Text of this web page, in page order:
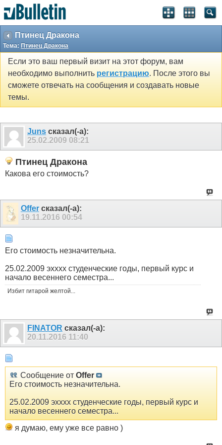
Птинец Дракона
Тема: Птинец Дракона
Если это ваш первый визит на этот форум, вам
необходимо выполнить регистрацию. После этого вы
сможете отвечать на сообщения и создавать новые
темы.
Juns сказал(-а):
25.02.2009 08:21
Птинец Дракона
Какова его стоимость?
Offerсказал(-а):
19.11.2016 00:54
Его стоимость незначительна.
25.02.2009 эхххх студенческие годы, первый курс и
начало весеннего семестра...
Избит гитарой желтой...
FINATOR сказал(-а):
20.11.2016 11:40
Сообщение от Offer
Его стоимость незначительна.
25.02.2009 эхххх студенческие годы, первый курс и
начало весеннего семестра...
я думаю, ему уже все равно )